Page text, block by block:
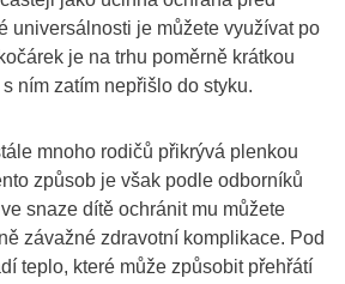
universálnosti je můžete využívat po
je na trhu poměrně krátkou
ním zatím nepřišlo do styku.
mnoho rodičů přikrývá plenkou
způsob je však podle odborníků
snaze dítě ochránit mu můžete
závažné zdravotní komplikace. Pod
teplo, které může způsobit přehřátí